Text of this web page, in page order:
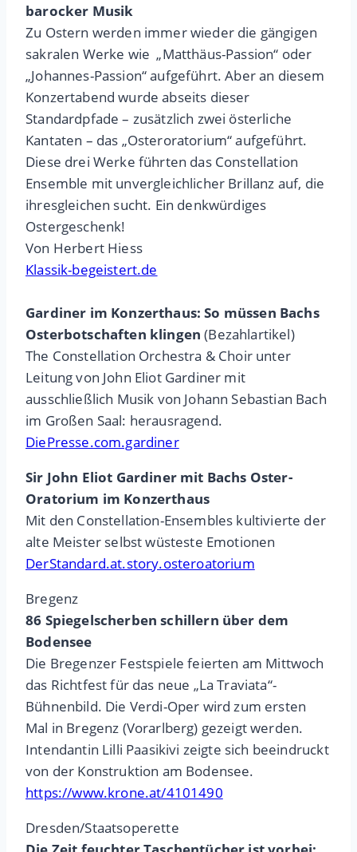
barocker Musik
Zu Ostern werden immer wieder die gängigen
sakralen Werke wie „Matthäus-Passion“ oder
„Johannes-Passion“ aufgeführt. Aber an diesem
Konzertabend wurde abseits dieser
Standardpfade – zusätzlich zwei österliche
Kantaten – das „Osteroratorium“ aufgeführt.
Diese drei Werke führten das Constellation
Ensemble mit unvergleichlicher Brillanz auf, die
ihresgleichen sucht. Ein denkwürdiges
Ostergeschenk!
Von Herbert Hiess
Klassik-begeistert.de
Gardiner im Konzerthaus: So müssen Bachs
Osterbotschaften klingen (Bezahlartikel)
The Constellation Orchestra & Choir unter
Leitung von John Eliot Gardiner mit
ausschließlich Musik von Johann Sebastian Bach
im Großen Saal: herausragend.
DiePresse.com.gardiner
Sir John Eliot Gardiner mit Bachs Oster-
Oratorium im Konzerthaus
Mit den Constellation-Ensembles kultivierte der
alte Meister selbst wüsteste Emotionen
DerStandard.at.story.osteroatorium
Bregenz
86 Spiegelscherben schillern über dem
Bodensee
Die Bregenzer Festspiele feierten am Mittwoch
das Richtfest für das neue „La Traviata“-
Bühnenbild. Die Verdi-Oper wird zum ersten
Mal in Bregenz (Vorarlberg) gezeigt werden.
Intendantin Lilli Paasikivi zeigte sich beeindruckt
von der Konstruktion am Bodensee.
https://www.krone.at/4101490
Dresden/Staatsoperette